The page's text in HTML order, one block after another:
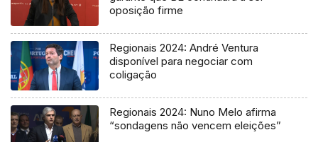
oposição firme
Regionais 2024: André Ventura
disponível para negociar com
coligação
Regionais 2024: Nuno Melo afirma
“sondagens não vencem eleições”